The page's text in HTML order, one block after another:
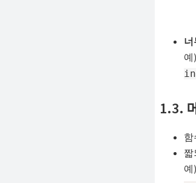
너
예)
1.3.
함
짧
예)